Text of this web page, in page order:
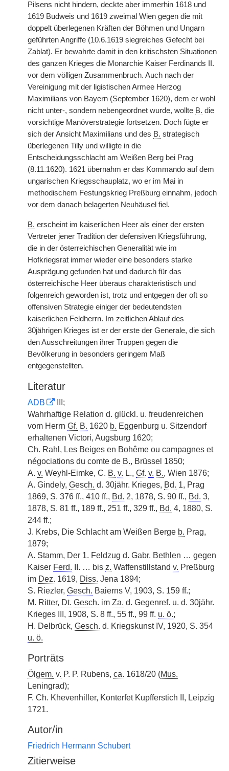
Pilsens nicht hindern, deckte aber immerhin 1618 und
1619 Budweis und 1619 zweimal Wien gegen die mit
doppelt überlegenen Kräften der Böhmen und Ungarn
geführten Angriffe (10.6.1619 siegreiches Gefecht bei
Zablat). Er bewahrte damit in den kritischsten Situationen
des ganzen Krieges die Monarchie Kaiser Ferdinands II.
vor dem völligen Zusammenbruch. Auch nach der
Vereinigung mit der ligistischen Armee Herzog
Maximilians von Bayern (September 1620), dem er wohl
nicht unter-, sondern nebengeordnet wurde, wollte B. die
vorsichtige Manöverstrategie fortsetzen. Doch fügte er
sich der Ansicht Maximilians und des B. strategisch
überlegenen Tilly und willigte in die
Entscheidungsschlacht am Weißen Berg bei Prag
(8.11.1620). 1621 übernahm er das Kommando auf dem
ungarischen Kriegsschauplatz, wo er im Mai in
methodischem Festungskrieg Preßburg einnahm, jedoch
vor dem danach belagerten Neuhäusel fiel.
B. erscheint im kaiserlichen Heer als einer der ersten
Vertreter jener Tradition der defensiven Kriegsführung,
die in der österreichischen Generalität wie im
Hofkriegsrat immer wieder eine besonders starke
Ausprägung gefunden hat und dadurch für das
österreichische Heer überaus charakteristisch und
folgenreich geworden ist, trotz und entgegen der oft so
offensiven Strategie einiger der bedeutendsten
kaiserlichen Feldherrn. Im zeitlichen Ablauf des
30jährigen Krieges ist er der erste der Generale, die sich
den Ausschreitungen ihrer Truppen gegen die
Bevölkerung in besonders geringem Maß
entgegenstellten.
Literatur
ADB
III;
Wahrhaftige Relation d. glückl. u. freudenreichen
vom Herrn Gf. B. 1620 b. Eggenburg u. Sitzendorf
erhaltenen Victori, Augsburg 1620;
Ch. Rahl, Les Beiges en Bohême ou campagnes et
négociations du comte de B., Brüssel 1850;
A. v. Weyhl-Eimke, C. B. v. L., Gf. v. B., Wien 1876;
A. Gindely, Gesch. d. 30jähr. Krieges, Bd. 1, Prag
1869, S. 376 ff., 410 ff., Bd. 2, 1878, S. 90 ff., Bd. 3,
1878, S. 81 ff., 189 ff., 251 ff., 329 ff., Bd. 4, 1880, S.
244 ff.;
J. Krebs, Die Schlacht am Weißen Berge b. Prag,
1879;
A. Stamm, Der 1. Feldzug d. Gabr. Bethlen … gegen
Kaiser Ferd. II. … bis z. Waffenstillstand v. Preßburg
im Dez. 1619, Diss. Jena 1894;
S. Riezler, Gesch. Baierns V, 1903, S. 159 ff.;
M. Ritter, Dt. Gesch. im Za. d. Gegenref. u. d. 30jähr.
Krieges III, 1908, S. 8 ff., 55 ff., 99 ff. u. ö.;
H. Delbrück, Gesch. d. Kriegskunst IV, 1920, S. 354
u. ö.
Porträts
Ölgem. v. P. P. Rubens, ca. 1618/20 (Mus.
Leningrad);
F. Ch. Khevenhiller, Konterfet Kupfferstich II, Leipzig
1721.
Autor/in
Friedrich Hermann Schubert
Zitierweise